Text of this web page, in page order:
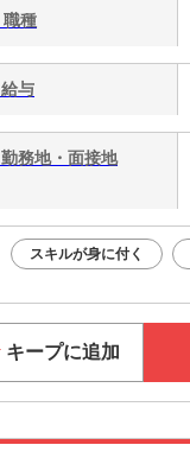
職種
給与
勤務地・面接地
スキルが身に付く
キープに追加